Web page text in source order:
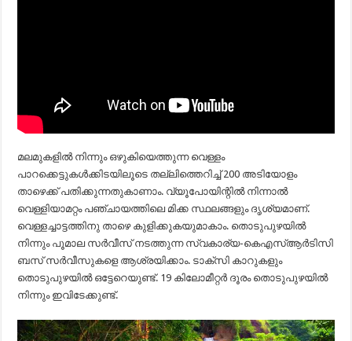
മലമുകളില്‍ നിന്നും ഒഴുകിയെത്തുന്ന വെള്ളം
പാറക്കെട്ടുകള്‍ക്കിടയിലൂടെ തല്ലിത്തെറിച്ച് 200 അടിയോളം
താഴെക്ക് പതിക്കുന്നതുകാണാം. വ്യൂപോയിന്റില്‍ നിന്നാല്‍
വെള്ളിയാമറ്റം പഞ്ചായത്തിലെ മിക്ക സ്ഥലങ്ങളും ദൃശ്യമാണ്.
വെള്ളച്ചാട്ടത്തിനു താഴെ കുളിക്കുകയുമാകാം. തൊടുപുഴയില്‍
നിന്നും പൂമാല സര്‍വീസ് നടത്തുന്ന സ്വകാര്യ-കെഎസ്ആര്‍ടിസി
ബസ് സര്‍വീസുകളെ ആശ്രയിക്കാം. ടാക്‌സി കാറുകളും
തൊടുപുഴയില്‍ ഒട്ടേറെയുണ്ട്. 19 കിലോമീറ്റര്‍ ദൂരം തൊടുപുഴയില്‍
നിന്നും ഇവിടേക്കുണ്ട്.